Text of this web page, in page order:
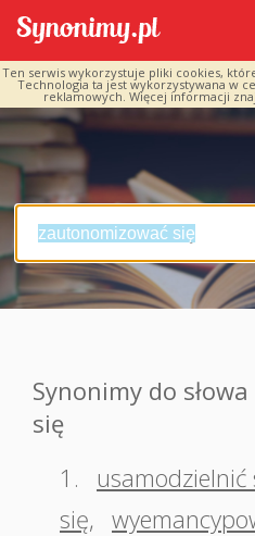
Ten serwis wykorzystuje pliki cookies,
Technologia ta jest wykorzystywana w
reklamowych. Więcej informacji
Synonimy do
się
1.
usamodzielnić
się,